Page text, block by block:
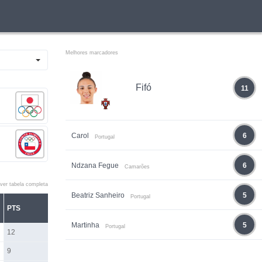
ver tabela completa
PTS
12
9
Melhores marcadores
Fifó 11
Carol Portugal 6
Ndzana Fegue Camarões 6
Beatriz Sanheiro Portugal 5
Martinha Portugal 5